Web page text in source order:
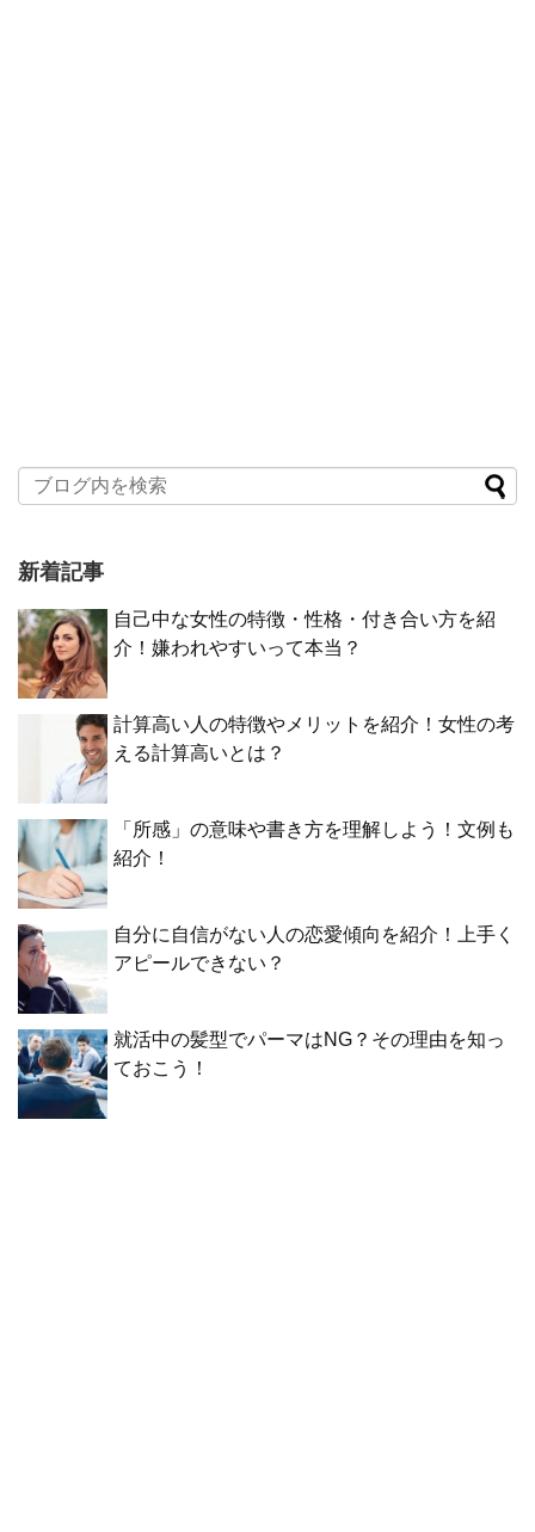
新着記事
自己中な女性の特徴・性格・付き合い方を紹
介！嫌われやすいって本当？
計算高い人の特徴やメリットを紹介！女性の考
える計算高いとは？
「所感」の意味や書き方を理解しよう！文例も
紹介！
自分に自信がない人の恋愛傾向を紹介！上手く
アピールできない？
就活中の髪型でパーマはNG？その理由を知っ
ておこう！